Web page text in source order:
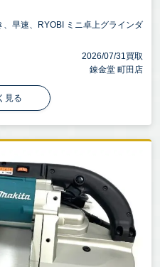
早速、RYOBI ミニ卓上グラインダ
2026/07/31買取
錬金堂 町田店
見る